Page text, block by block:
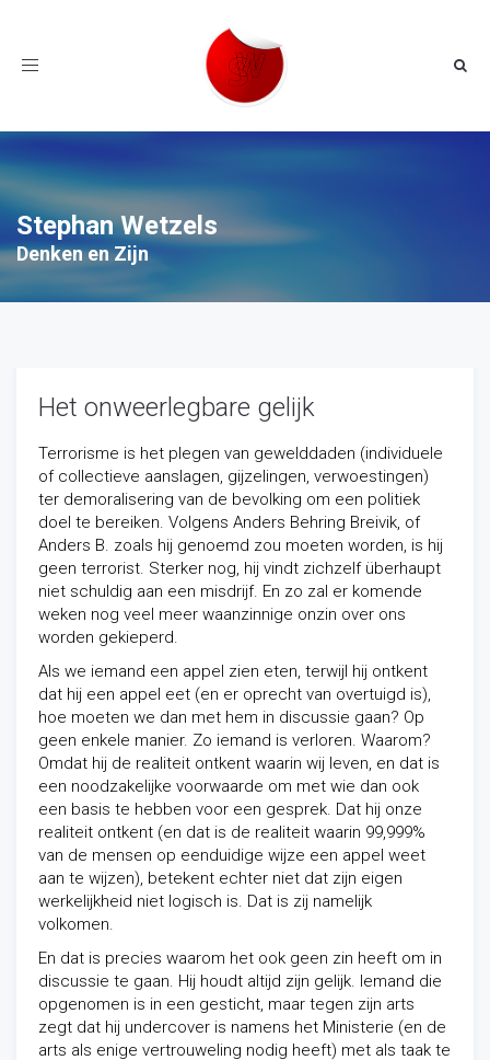
Toggle
Stephan Wetzels
Denken en Zijn
Het onweerlegbare gelijk
Terrorisme is het plegen van gewelddaden (individuele
of collectieve aanslagen, gijzelingen, verwoestingen)
ter demoralisering van de bevolking om een politiek
doel te bereiken. Volgens Anders Behring Breivik, of
Anders B. zoals hij genoemd zou moeten worden, is hij
geen terrorist. Sterker nog, hij vindt zichzelf überhaupt
niet schuldig aan een misdrijf. En zo zal er komende
weken nog veel meer waanzinnige onzin over ons
worden gekieperd.
Als we iemand een appel zien eten, terwijl hij ontkent
dat hij een appel eet (en er oprecht van overtuigd is),
hoe moeten we dan met hem in discussie gaan? Op
geen enkele manier. Zo iemand is verloren. Waarom?
Omdat hij de realiteit ontkent waarin wij leven, en dat is
een noodzakelijke voorwaarde om met wie dan ook
een basis te hebben voor een gesprek. Dat hij onze
realiteit ontkent (en dat is de realiteit waarin 99,999%
van de mensen op eenduidige wijze een appel weet
aan te wijzen), betekent echter niet dat zijn eigen
werkelijkheid niet logisch is. Dat is zij namelijk
volkomen.
En dat is precies waarom het ook geen zin heeft om in
discussie te gaan. Hij houdt altijd zijn gelijk. Iemand die
opgenomen is in een gesticht, maar tegen zijn arts
zegt dat hij undercover is namens het Ministerie (en de
arts als enige vertrouweling nodig heeft) met als taak te